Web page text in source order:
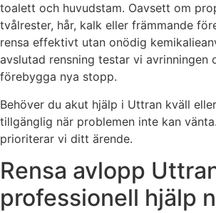
toalett och huvudstam. Oavsett om
tvålrester, hår, kalk eller främmande
rensa effektivt utan onödig
avslutad rensning testar vi avrinningen
förebygga nya stopp.
Behöver du akut hjälp i Uttran kväll
tillgänglig när problemen inte kan
prioriterar vi ditt ärende.
Rensa avlopp
professionell hjälp